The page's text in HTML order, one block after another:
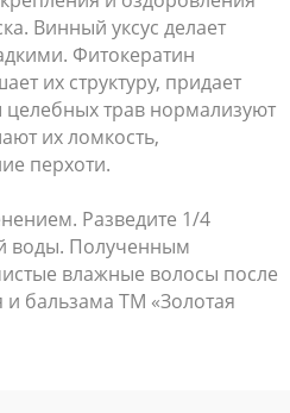
Винный уксус делает
Фитокератин
их структуру, придает
целебных трав нормализуют
их ломкость,
перхоти.
Разведите 1/4
воды. Полученным
влажные волосы после
бальзама ТМ «Золотая